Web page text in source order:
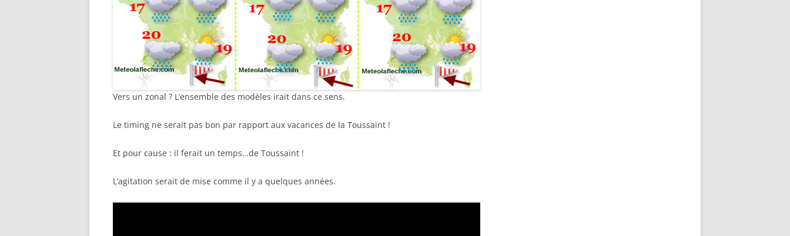
Vers un zonal ? L’ensemble des modèles irait dans ce sens.
Le timing ne serait pas bon par rapport aux vacances de la Toussaint !
Et pour cause : il ferait un temps…de Toussaint !
L’agitation serait de mise comme il y a quelques années.